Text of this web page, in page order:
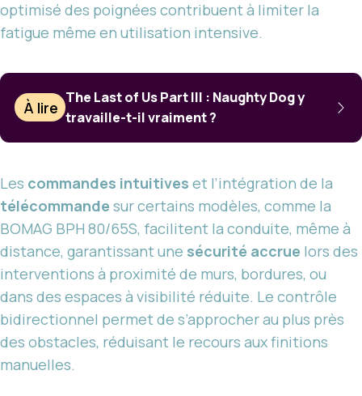
optimisé des poignées contribuent à limiter la
fatigue même en utilisation intensive.
À lire
The Last of Us Part III : Naughty Dog y
travaille-t-il vraiment ?
Les commandes intuitives et l’intégration de la
télécommande sur certains modèles, comme la
BOMAG BPH 80/65S, facilitent la conduite, même à
distance, garantissant une sécurité accrue lors des
interventions à proximité de murs, bordures, ou
dans des espaces à visibilité réduite. Le contrôle
bidirectionnel permet de s’approcher au plus près
des obstacles, réduisant le recours aux finitions
manuelles.